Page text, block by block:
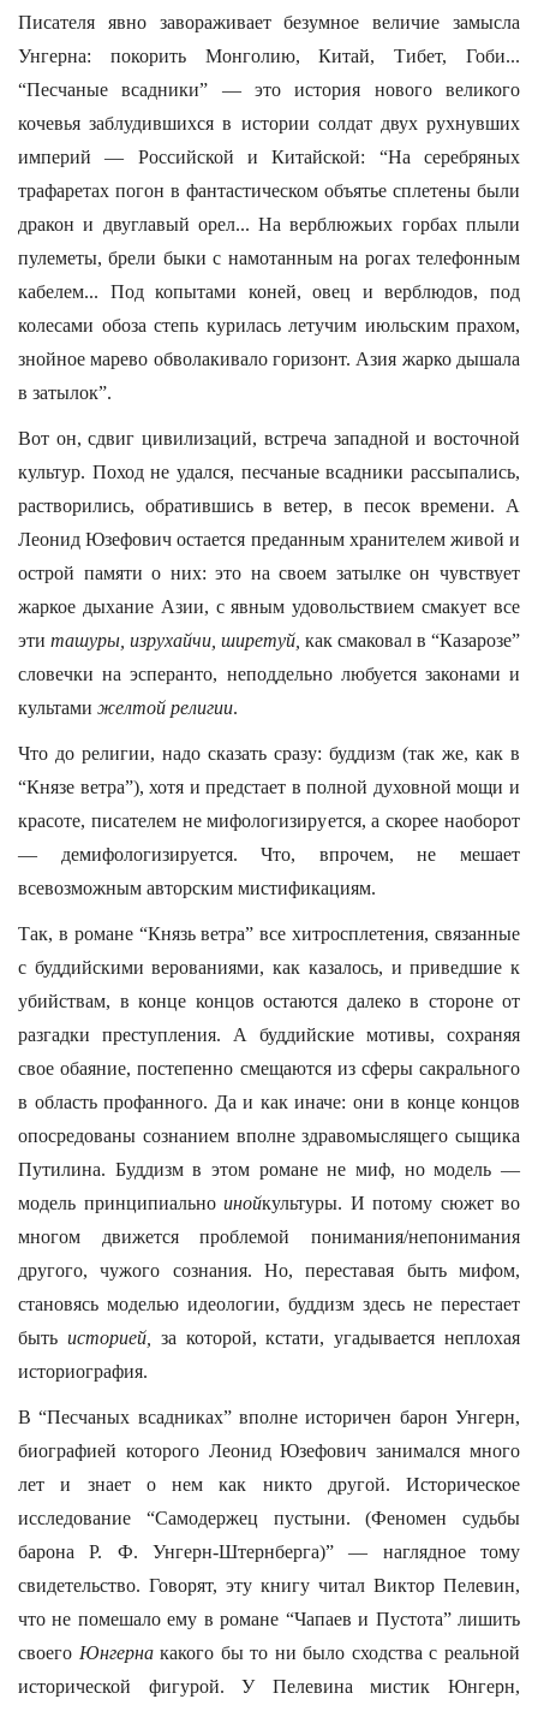
Писателя явно завораживает безумное величие замысла
Унгерна: покорить Монголию, Китай, Тибет, Гоби...
“Песчаные всадники” — это история нового великого
кочевья заблудившихся в истории солдат двух рухнувших
империй — Российской и Китайской: “На серебряных
трафаретах погон в фантастическом объятье сплетены были
дракон и двуглавый орел... На верблюжьих горбах плыли
пулеметы, брели быки с намотанным на рогах телефонным
кабелем... Под копытами коней, овец и верблюдов, под
колесами обоза степь курилась летучим июльским прахом,
знойное марево обволакивало горизонт. Азия жарко дышала
в затылок”.
Вот он, сдвиг цивилизаций, встреча западной и восточной
культур. Поход не удался, песчаные всадники рассыпались,
растворились, обратившись в ветер, в песок времени. А
Леонид Юзефович остается преданным хранителем живой и
острой памяти о них: это на своем затылке он чувствует
жаркое дыхание Азии, с явным удовольствием смакует все
эти ташуры, изрухайчи, ширетуй, как смаковал в “Казарозе”
словечки на эсперанто, неподдельно любуется законами и
культами желтой религии.
Что до религии, надо сказать сразу: буддизм (так же, как в
“Князе ветра”), хотя и предстает в полной духовной мощи и
красоте, писателем не мифологизируется, а скорее наоборот
— демифологизируется. Что, впрочем, не мешает
всевозможным авторским мистификациям.
Так, в романе “Князь ветра” все хитросплетения, связанные
с буддийскими верованиями, как казалось, и приведшие к
убийствам, в конце концов остаются далеко в стороне от
разгадки преступления. А буддийские мотивы, сохраняя
свое обаяние, постепенно смещаются из сферы сакрального
в область профанного. Да и как иначе: они в конце концов
опосредованы сознанием вполне здравомыслящего сыщика
Путилина. Буддизм в этом романе не миф, но модель —
модель принципиально инойкультуры. И потому сюжет во
многом движется проблемой понимания/непонимания
другого, чужого сознания. Но, переставая быть мифом,
становясь моделью идеологии, буддизм здесь не перестает
быть историей,
за которой, кстати, угадывается неплохая
историография.
В “Песчаных всадниках” вполне историчен барон Унгерн,
биографией которого Леонид Юзефович занимался много
лет и знает о нем как никто другой. Историческое
исследование “Самодержец пустыни. (Феномен судьбы
барона Р. Ф. Унгерн-Штернберга)” — наглядное тому
свидетельство. Говорят, эту книгу читал Виктор Пелевин,
что не помешало ему в романе “Чапаев и Пустота” лишить
своего Юнгернакакого бы то ни было сходства с реальной
исторической фигурой. У Пелевина мистик Юнгерн,